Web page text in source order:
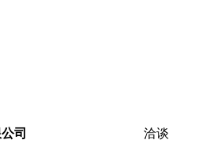
广告衫、订制广告衫、圆领t
翻领短袖polo衫、螺纹领弹
、男士纯棉打底衫、机器人防
司 洽谈